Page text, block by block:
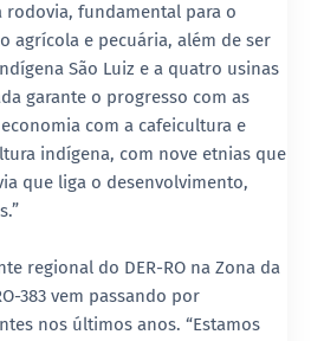
rodovia, fundamental para o
agrícola e pecuária, além de ser
São Luiz e a quatro usinas
garante o progresso com as
com a cafeicultura e
indígena, com nove etnias que
que liga o desenvolvimento,
regional do DER-RO na Zona da
383 vem passando por
nos últimos anos. “Estamos